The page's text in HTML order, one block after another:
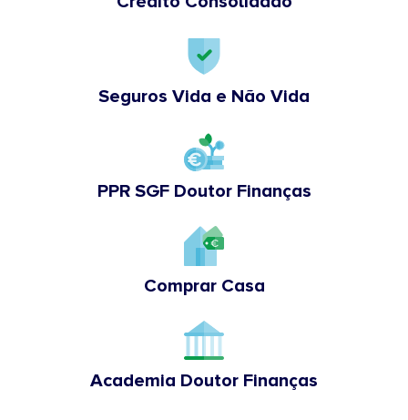
Seguros Vida e Não Vida
PPR SGF Doutor Finanças
Comprar Casa
Academia Doutor Finanças